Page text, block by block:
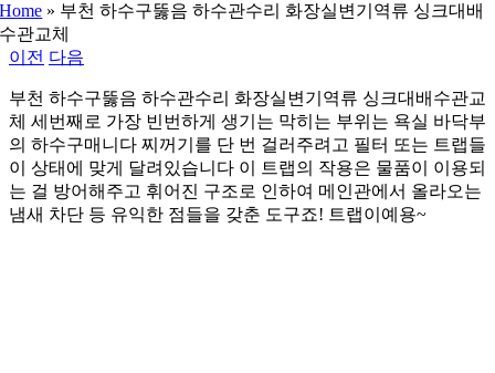
블
로
그
Home » 부천 하수구뚫음 하수관수리 화장실변기역류 싱크대배
수관교체
이전 다음
부천 하수구뚫음 하수관수리 화장실변기역류 싱크대배수관교
체 세번째로 가장 빈번하게 생기는 막히는 부위는 욕실 바닥부
의 하수구매니다 찌꺼기를 단 번 걸러주려고 필터 또는 트랩들
이 상태에 맞게 달려있습니다 이 트랩의 작용은 물품이 이용되
는 걸 방어해주고 휘어진 구조로 인하여 메인관에서 올라오는
냄새 차단 등 유익한 점들을 갖춘 도구죠! 트랩이예용~